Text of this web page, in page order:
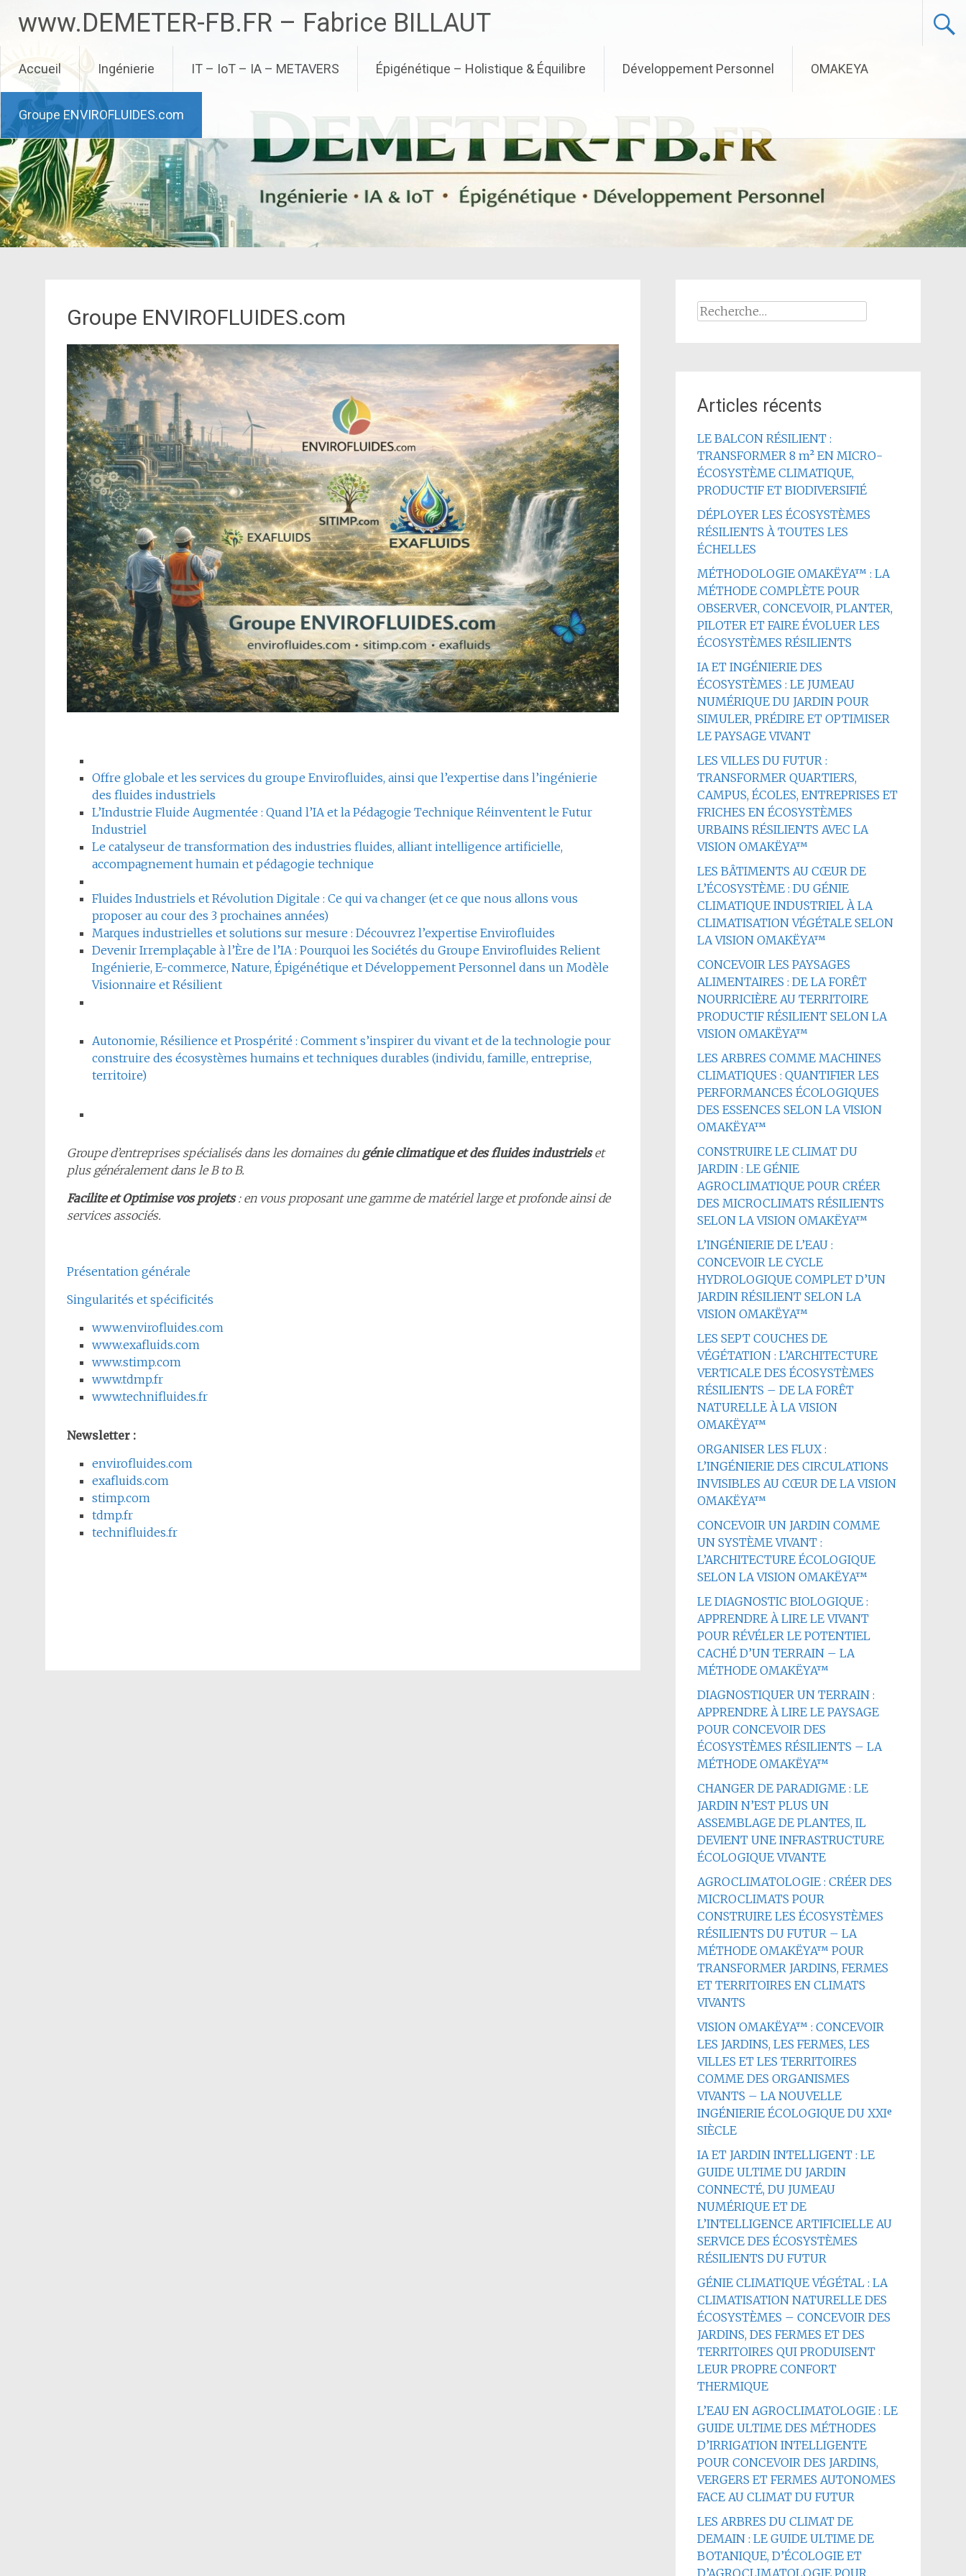
contenu
www.DEMETER-FB.FR – Fabrice BILLAUT
Accueil Ingénierie IT – IoT – IA – METAVERS Épigénétique – Holistique & Équilibre Développement Personnel OMAKEYA
Groupe ENVIROFLUIDES.com
Groupe ENVIROFLUIDES.com
Offre globale et les services du groupe Envirofluides, ainsi que l’expertise dans l’ingénierie
des fluides industriels
L’Industrie Fluide Augmentée : Quand l’IA et la Pédagogie Technique Réinventent le Futur
Industriel
Le catalyseur de transformation des industries fluides, alliant intelligence artificielle,
accompagnement humain et pédagogie technique
Fluides Industriels et Révolution Digitale : Ce qui va changer (et ce que nous allons vous
proposer au cour des 3 prochaines années)
Marques industrielles et solutions sur mesure : Découvrez l’expertise Envirofluides
Devenir Irremplaçable à l’Ère de l’IA : Pourquoi les Sociétés du Groupe Envirofluides Relient
Ingénierie, E-commerce, Nature, Épigénétique et Développement Personnel dans un Modèle
Visionnaire et Résilient
Autonomie, Résilience et Prospérité : Comment s’inspirer du vivant et de la technologie pour
construire des écosystèmes humains et techniques durables (individu, famille, entreprise,
territoire)
Groupe d’entreprises spécialisés dans les domaines du génie climatique et des fluides industrielset
plus généralement dans le B to B.
Facilite et Optimise vos projets: en vous proposant une gamme de matériel large et profonde ainsi de
services associés.
Présentation générale
Singularités et spécificités
www.envirofluides.com
www.exafluids.com
www.stimp.com
www.tdmp.fr
www.technifluides.fr
Newsletter :
envirofluides.com
exafluids.com
stimp.com
tdmp.fr
technifluides.fr
Rechercher :
Articles récents
LE BALCON RÉSILIENT :
TRANSFORMER 8 m² EN MICRO-
ÉCOSYSTÈME CLIMATIQUE,
PRODUCTIF ET BIODIVERSIFIÉ
DÉPLOYER LES ÉCOSYSTÈMES
RÉSILIENTS À TOUTES LES
ÉCHELLES
MÉTHODOLOGIE OMAKËYA™ : LA
MÉTHODE COMPLÈTE POUR
OBSERVER, CONCEVOIR, PLANTER,
PILOTER ET FAIRE ÉVOLUER LES
ÉCOSYSTÈMES RÉSILIENTS
IA ET INGÉNIERIE DES
ÉCOSYSTÈMES : LE JUMEAU
NUMÉRIQUE DU JARDIN POUR
SIMULER, PRÉDIRE ET OPTIMISER
LE PAYSAGE VIVANT
LES VILLES DU FUTUR :
TRANSFORMER QUARTIERS,
CAMPUS, ÉCOLES, ENTREPRISES ET
FRICHES EN ÉCOSYSTÈMES
URBAINS RÉSILIENTS AVEC LA
VISION OMAKËYA™
LES BÂTIMENTS AU CŒUR DE
L’ÉCOSYSTÈME : DU GÉNIE
CLIMATIQUE INDUSTRIEL À LA
CLIMATISATION VÉGÉTALE SELON
LA VISION OMAKËYA™
CONCEVOIR LES PAYSAGES
ALIMENTAIRES : DE LA FORÊT
NOURRICIÈRE AU TERRITOIRE
PRODUCTIF RÉSILIENT SELON LA
VISION OMAKËYA™
LES ARBRES COMME MACHINES
CLIMATIQUES : QUANTIFIER LES
PERFORMANCES ÉCOLOGIQUES
DES ESSENCES SELON LA VISION
OMAKËYA™
CONSTRUIRE LE CLIMAT DU
JARDIN : LE GÉNIE
AGROCLIMATIQUE POUR CRÉER
DES MICROCLIMATS RÉSILIENTS
SELON LA VISION OMAKËYA™
L’INGÉNIERIE DE L’EAU :
CONCEVOIR LE CYCLE
HYDROLOGIQUE COMPLET D’UN
JARDIN RÉSILIENT SELON LA
VISION OMAKËYA™
LES SEPT COUCHES DE
VÉGÉTATION : L’ARCHITECTURE
VERTICALE DES ÉCOSYSTÈMES
RÉSILIENTS – DE LA FORÊT
NATURELLE À LA VISION
OMAKËYA™
ORGANISER LES FLUX :
L’INGÉNIERIE DES CIRCULATIONS
INVISIBLES AU CŒUR DE LA VISION
OMAKËYA™
CONCEVOIR UN JARDIN COMME
UN SYSTÈME VIVANT :
L’ARCHITECTURE ÉCOLOGIQUE
SELON LA VISION OMAKËYA™
LE DIAGNOSTIC BIOLOGIQUE :
APPRENDRE À LIRE LE VIVANT
POUR RÉVÉLER LE POTENTIEL
CACHÉ D’UN TERRAIN – LA
MÉTHODE OMAKËYA™
DIAGNOSTIQUER UN TERRAIN :
APPRENDRE À LIRE LE PAYSAGE
POUR CONCEVOIR DES
ÉCOSYSTÈMES RÉSILIENTS – LA
MÉTHODE OMAKËYA™
CHANGER DE PARADIGME : LE
JARDIN N’EST PLUS UN
ASSEMBLAGE DE PLANTES, IL
DEVIENT UNE INFRASTRUCTURE
ÉCOLOGIQUE VIVANTE
AGROCLIMATOLOGIE : CRÉER DES
MICROCLIMATS POUR
CONSTRUIRE LES ÉCOSYSTÈMES
RÉSILIENTS DU FUTUR – LA
MÉTHODE OMAKËYA™ POUR
TRANSFORMER JARDINS, FERMES
ET TERRITOIRES EN CLIMATS
VIVANTS
VISION OMAKËYA™ : CONCEVOIR
LES JARDINS, LES FERMES, LES
VILLES ET LES TERRITOIRES
COMME DES ORGANISMES
VIVANTS – LA NOUVELLE
INGÉNIERIE ÉCOLOGIQUE DU XXIᵉ
SIÈCLE
IA ET JARDIN INTELLIGENT : LE
GUIDE ULTIME DU JARDIN
CONNECTÉ, DU JUMEAU
NUMÉRIQUE ET DE
L’INTELLIGENCE ARTIFICIELLE AU
SERVICE DES ÉCOSYSTÈMES
RÉSILIENTS DU FUTUR
GÉNIE CLIMATIQUE VÉGÉTAL : LA
CLIMATISATION NATURELLE DES
ÉCOSYSTÈMES – CONCEVOIR DES
JARDINS, DES FERMES ET DES
TERRITOIRES QUI PRODUISENT
LEUR PROPRE CONFORT
THERMIQUE
L’EAU EN AGROCLIMATOLOGIE : LE
GUIDE ULTIME DES MÉTHODES
D’IRRIGATION INTELLIGENTE
POUR CONCEVOIR DES JARDINS,
VERGERS ET FERMES AUTONOMES
FACE AU CLIMAT DU FUTUR
LES ARBRES DU CLIMAT DE
DEMAIN : LE GUIDE ULTIME DE
BOTANIQUE, D’ÉCOLOGIE ET
D’AGROCLIMATOLOGIE POUR